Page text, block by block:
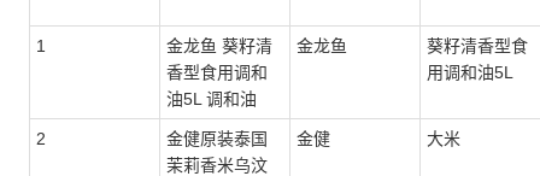
1
金龙鱼 葵籽清
香型食用调和
油5L 调和油
金龙鱼
葵籽清香型食
用调和油5L
2
金健原装泰国
茉莉香米乌汶
金健 大米